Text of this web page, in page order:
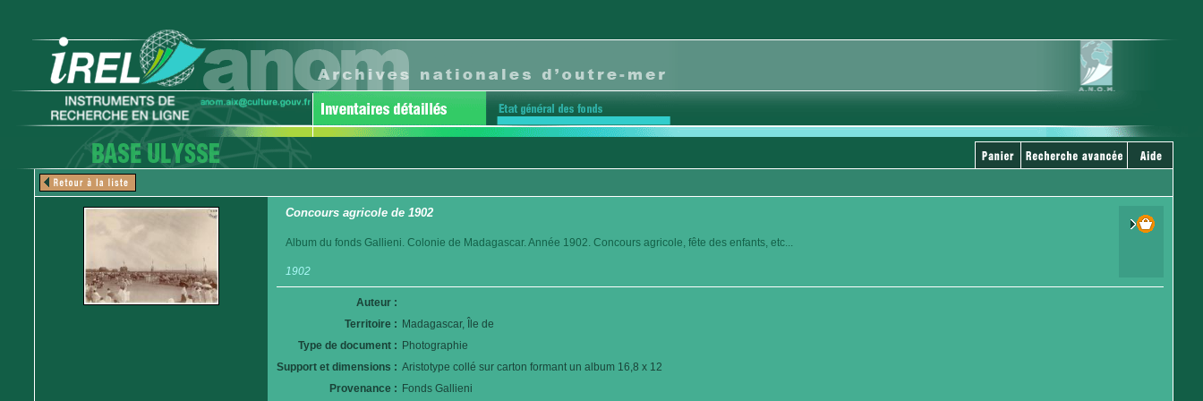
Concours agricole de 1902
Album du fonds Gallieni. Colonie de Madagascar. Année 1902. Concours agricole, fête des enfants, etc...
1902
Auteur :
Territoire : Madagascar, Île de
Type de document : Photographie
Support et dimensions : Aristotype collé sur carton formant un album 16,8 x 12
Provenance : Fonds Gallieni